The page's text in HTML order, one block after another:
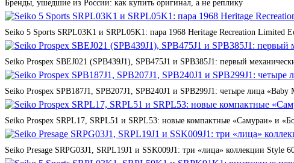
Бренды, ушедшие из России: как купить оригинал, а не реплику
Seiko 5 Sports SRPL03K1 и SRPL05K1: пара 1968 Heritage Recreation Limited
Seiko Prospex SBEJ021 (SPB439J1), SPB475J1 и SPB385J1: первый
Seiko Prospex SPB187J1, SPB207J1, SPB240J1 и SPB299J1: четыре лица «Baby
Seiko Prospex SRPL17, SRPL51 и SRPL53: новые компактные «Самураи» и
Seiko Presage SRPG03J1, SRPL19J1 и SSK009J1: три «лица» коллекции Style